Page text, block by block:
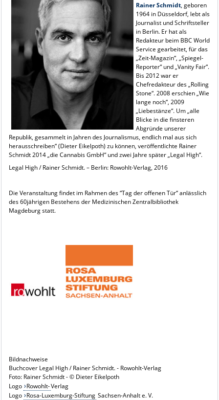
Rainer Schmidt, geboren
1964 in Düsseldorf, lebt als
Journalist und Schriftsteller
in Berlin. Er hat als
Redakteur beim BBC World
Service gearbeitet, für das
„Zeit-Magazin“, „Spiegel-
Reporter“ und „Vanity Fair“.
Bis 2012 war er
Chefredakteur des „Rolling
Stone“. 2008 erschien „Wie
lange noch“, 2009
„Liebestänze“. Um „alle
Blicke in die finsteren
Abgründe unserer
Republik, gesammelt in Jahren des Journalismus, endlich mal aus sich
herausschreiben“ (Dieter Eikelpoth) zu können, veröffentlichte Rainer
Schmidt 2014 „die Cannabis GmbH“ und zwei Jahre später „Legal High“.
Legal High / Rainer Schmidt. – Berlin: Rowohlt-Verlag, 2016
Die Veranstaltung findet im Rahmen des “Tag der offenen Tür“ anlässlich
des 60jährigen Bestehens der Medizinischen Zentralbibliothek
Magdeburg statt.
Bildnachweise
Buchcover Legal High / Rainer Schmidt. - Rowohlt-Verlag
Foto: Rainer Schmidt - © Dieter Eikelpoth
Logo Rowohlt-Verlag
Logo Rosa-Luxemburg-Stiftung Sachsen-Anhalt e. V.